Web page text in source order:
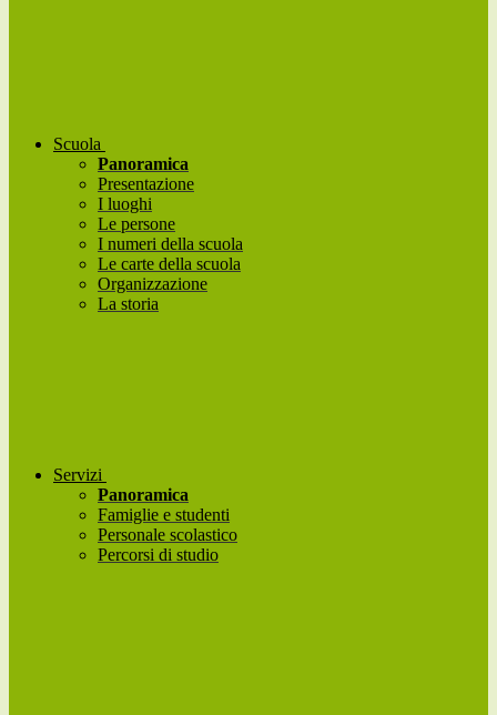
Scuola
Panoramica
Presentazione
I luoghi
Le persone
I numeri della scuola
Le carte della scuola
Organizzazione
La storia
Servizi
Panoramica
Famiglie e studenti
Personale scolastico
Percorsi di studio